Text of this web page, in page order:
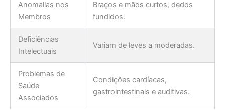
Anomalias nos
Membros
Braços e mãos curtos, dedos
fundidos.
Deficiências
Intelectuais
Variam de leves a moderadas.
Problemas de
Saúde
Associados
Condições cardíacas,
gastrointestinais e auditivas.